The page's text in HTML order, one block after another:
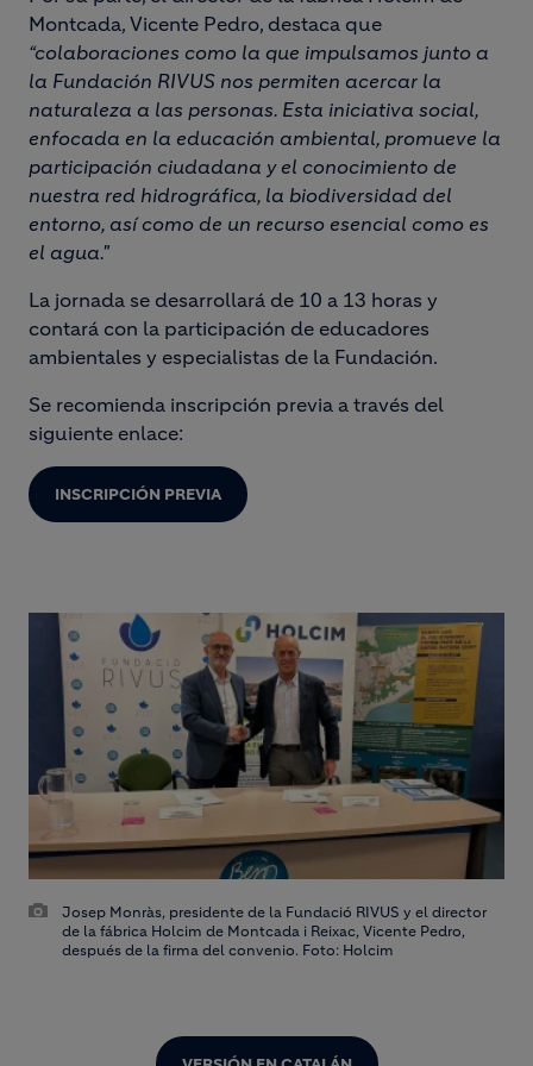
Montcada, Vicente Pedro, destaca que
“colaboraciones como la que impulsamos junto a
la Fundación RIVUS nos permiten acercar la
naturaleza a las personas. Esta iniciativa social,
enfocada en la educación ambiental, promueve la
participación ciudadana y el conocimiento de
nuestra red hidrográfica, la biodiversidad del
entorno, así como de un recurso esencial como es
el agua."
La jornada se desarrollará de 10 a 13 horas y
contará con la participación de educadores
ambientales y especialistas de la Fundación.
Se recomienda inscripción previa a través del
siguiente enlace:
INSCRIPCIÓN PREVIA
Josep Monràs, presidente de la Fundació RIVUS y el director
de la fábrica Holcim de Montcada i Reixac, Vicente Pedro,
después de la firma del convenio. Foto: Holcim